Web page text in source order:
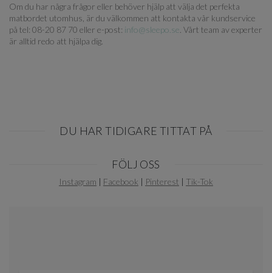
Om du har några frågor eller behöver hjälp att välja det perfekta
matbordet utomhus, är du välkommen att kontakta vår kundservice
på tel: 08-20 87 70 eller e-post: info@sleepo.se . Vårt team av experter
är alltid redo att hjälpa dig.
DU HAR TIDIGARE TITTAT PÅ
FÖLJ OSS
Instagram | Facebook | Pinterest | Tik-Tok